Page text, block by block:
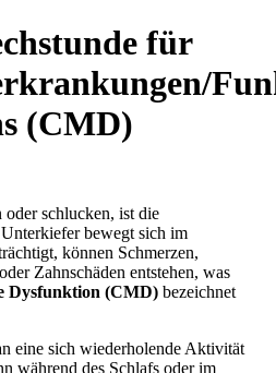
für
(CMD)
schlucken, ist die
bewegt sich im
können Schmerzen,
Zahnschäden entstehen, was
Dysfunktion (CMD) bezeichnet
eine sich wiederholende Aktivität
während des Schlafs oder im